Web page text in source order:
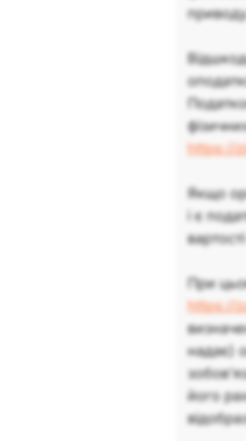
https://
Якщо
і є
При
https://
надає)
його